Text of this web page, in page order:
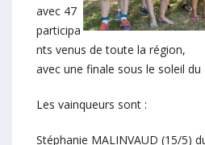
avec 47
participa
nts venus de toute la région,
avec une finale sous le soleil du
Les vainqueurs sont :
Stéphanie MALINVAUD (15/5)